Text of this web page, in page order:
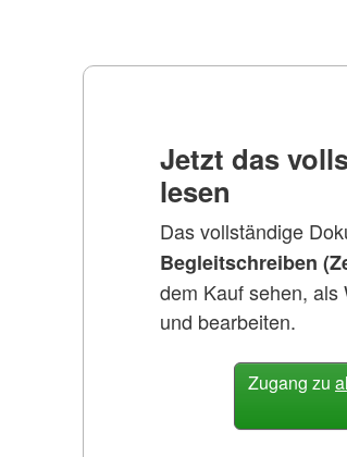
Jetzt das
lesen
Das vollständige
Begleitschreiben
dem Kauf sehen, als
und bearbeiten.
Zugang zu